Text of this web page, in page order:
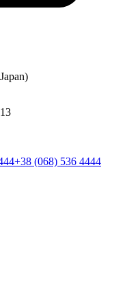
+38 (068) 536 4444